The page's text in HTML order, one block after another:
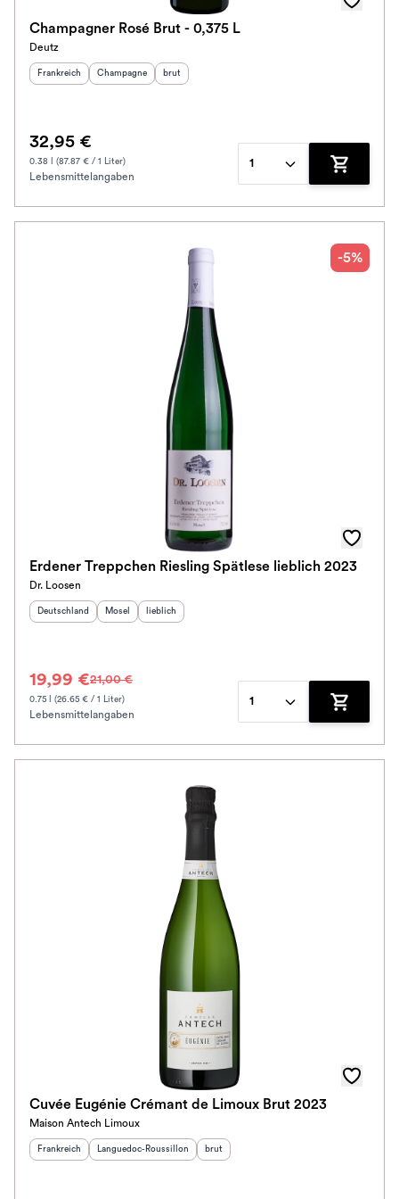
Champagner Rosé Brut - 0,375 L
Deutz
Herkunftsland
Frankreich Herkunftsregion :
Champagne Geschmack
brut
32,95 €
0.38 l (87.87 € / 1 Liter)
Lebensmittelangaben
1
Zum
-5%
Erdener Treppchen Riesling Spätlese lieblich 2023
Dr. Loosen
Herkunftsland
Deutschland Herkunftsregion:
Mosel Geschmack
lieblich
19,99 €21,00 €
0.75 l (26.65 € / 1 Liter)
Lebensmittelangaben
1
Zum
Cuvée Eugénie Crémant de Limoux Brut 2023
Maison Antech Limoux
Herkunftsland
Frankreich Herkunftsregion:
Languedoc-Roussillon Geschmack
brut